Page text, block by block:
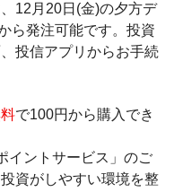
12月20日(金)の夕方デ
ら発注可能です。投資
投信アプリからお手続
で100円から購入でき
イントサービス」のご
資がしやすい環境を整